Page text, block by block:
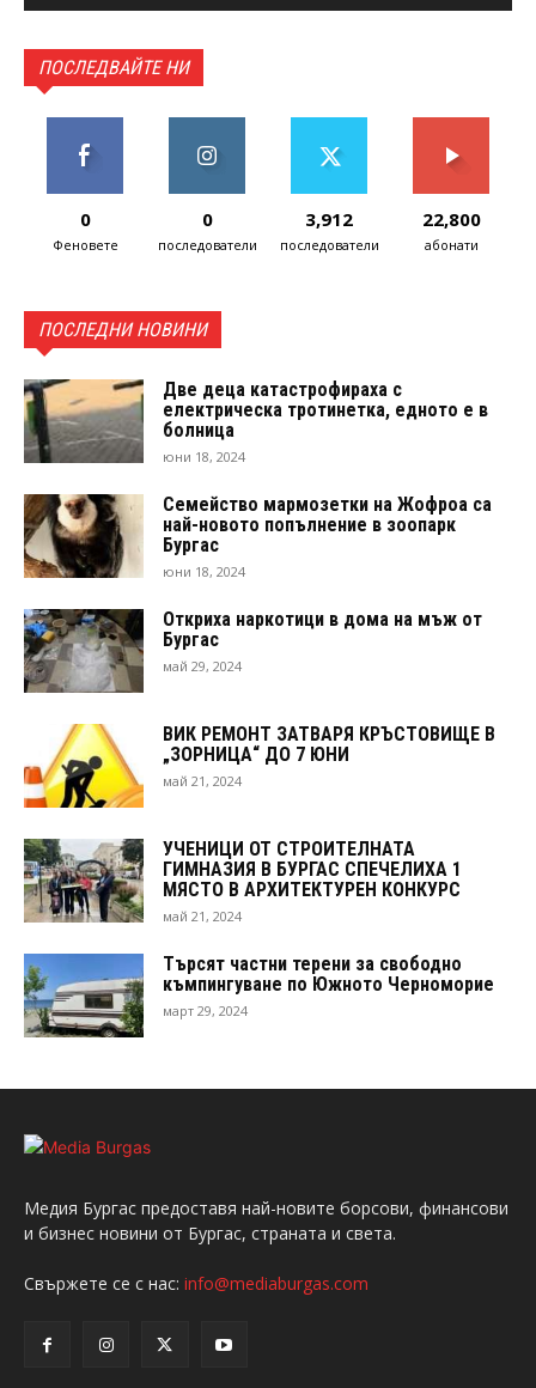
ПОСЛЕДВАЙТЕ НИ
0
Феновете
0
последователи
3,912
последователи
22,800
абонати
ПОСЛЕДНИ НОВИНИ
Две деца катастрофираха с
електрическа тротинетка, едното е в
болница
юни 18, 2024
Семейство мармозетки на Жофроа са
най-новото попълнение в зоопарк
Бургас
юни 18, 2024
Откриха наркотици в дома на мъж от
Бургас
май 29, 2024
ВИК РЕМОНТ ЗАТВАРЯ КРЪСТОВИЩЕ В
„ЗОРНИЦА“ ДО 7 ЮНИ
май 21, 2024
УЧЕНИЦИ ОТ СТРОИТЕЛНАТА
ГИМНАЗИЯ В БУРГАС СПЕЧЕЛИХА 1
МЯСТО В АРХИТЕКТУРЕН КОНКУРС
май 21, 2024
Търсят частни терени за свободно
къмпингуване по Южното Черноморие
март 29, 2024
Медия Бургас предоставя най-новите борсови, финансови
и бизнес новини от Бургас, страната и света.
Свържете се с нас: info@mediaburgas.com